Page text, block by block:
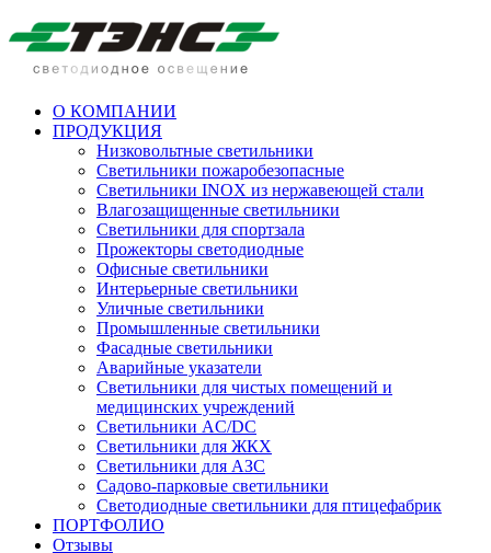
О КОМПАНИИ
ПРОДУКЦИЯ
Низковольтные светильники
Cветильники пожаробезопасные
Светильники INOX из нержавеющей стали
Влагозащищенные светильники
Светильники для спортзала
Прожекторы светодиодные
Офисные светильники
Интерьерные светильники
Уличные светильники
Промышленные светильники
Фасадные светильники
Аварийные указатели
Светильники для чистых помещений и
медицинских учреждений
Светильники AC/DC
Светильники для ЖКХ
Светильники для АЗС
Садово-парковые светильники
Светодиодные светильники для птицефабрик
ПОРТФОЛИО
Отзывы